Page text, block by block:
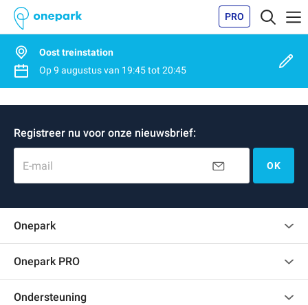
PRO
Oost treinstation
Op9 augustusvan 19:45tot 20:45
Registreer nu voor onze nieuwsbrief:
E-mail OK
Onepark
Onepark PRO
Ondersteuning